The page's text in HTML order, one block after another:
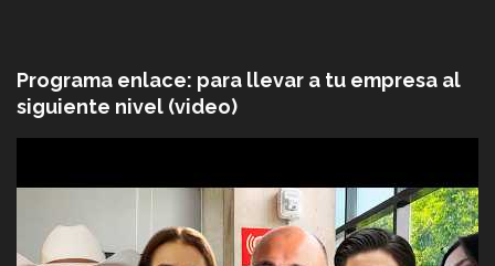
Programa enlace: para llevar a tu empresa al
siguiente nivel (video)